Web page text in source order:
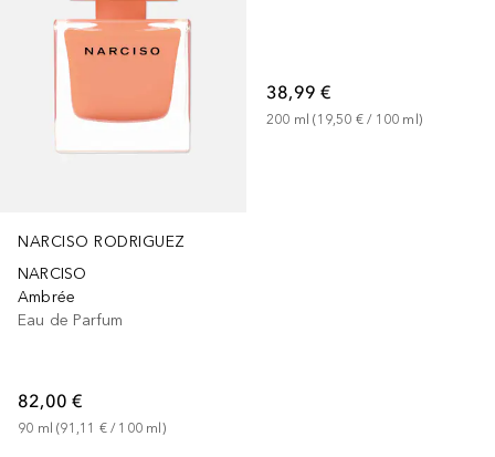
NARCISO RODRIGUEZ
NARCISO
Ambrée
Eau de Parfum
82,00 €
90 ml (91,11 € / 100 ml )
38,99 €
200 ml (19,50 € / 100 ml )